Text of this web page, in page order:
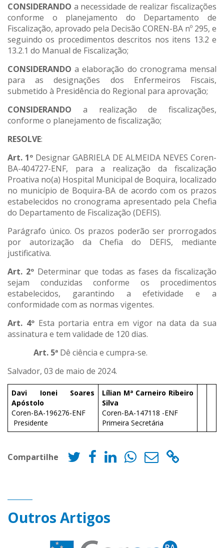
CONSIDERANDO a necessidade de realizar fiscalizações
conforme o planejamento do Departamento de
Fiscalização, aprovado pela Decisão COREN-BA nº 295, e
seguindo os procedimentos descritos nos itens 13.2 e
13.2.1 do Manual de Fiscalização;
CONSIDERANDO a elaboração do cronograma mensal
para as designações dos Enfermeiros Fiscais,
submetido à Presidência do Regional para aprovação;
CONSIDERANDO a realização de fiscalizações,
conforme o planejamento de fiscalização;
RESOLVE:
Art. 1º Designar GABRIELA DE ALMEIDA NEVES Coren-
BA-404727-ENF, para a realização da fiscalização
Proativa no(a) Hospital Municipal de Boquira, localizado
no município de Boquira-BA de acordo com os prazos
estabelecidos no cronograma apresentado pela Chefia
do Departamento de Fiscalização (DEFIS).
Parágrafo único. Os prazos poderão ser prorrogados
por autorização da Chefia do DEFIS, mediante
justificativa.
Art. 2º Determinar que todas as fases da fiscalização
sejam conduzidas conforme os procedimentos
estabelecidos, garantindo a efetividade e a
conformidade com as normas vigentes.
Art. 4º Esta portaria entra em vigor na data da sua
assinatura e tem validade de 120 dias.
Art. 5ª Dê ciência e cumpra-se.
Salvador, 03 de maio de 2024.
Davi Ionei Soares
Apóstolo
Coren-BA-196276-ENF
Presidente
Lílian Mª Carneiro Ribeiro
Silva
Coren-BA-147118 -ENF
Primeira Secretária
Compartilhe
Outros Artigos